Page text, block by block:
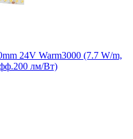
24V Warm3000 (7.7 W/m,
лм/Вт)